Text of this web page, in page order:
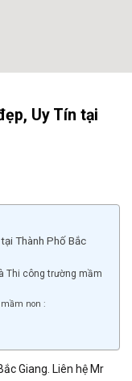
Uy Tín tại
Thành Phố Bắc
Thi công trường mầm
non :
Giang. Liên hệ Mr